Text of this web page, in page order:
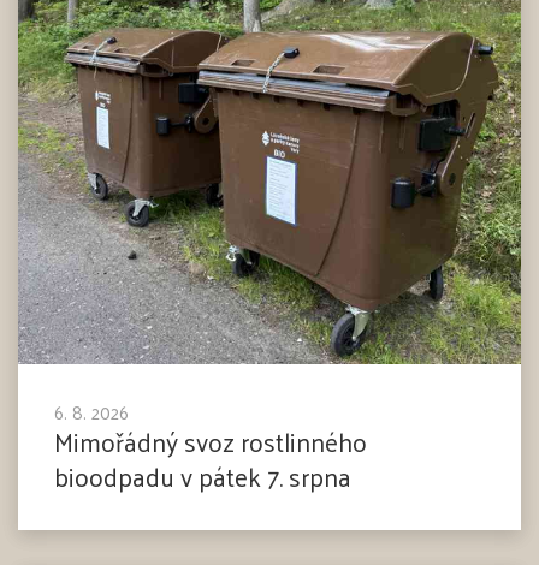
6. 8. 2026
Mimořádný svoz rostlinného
bioodpadu v pátek 7. srpna